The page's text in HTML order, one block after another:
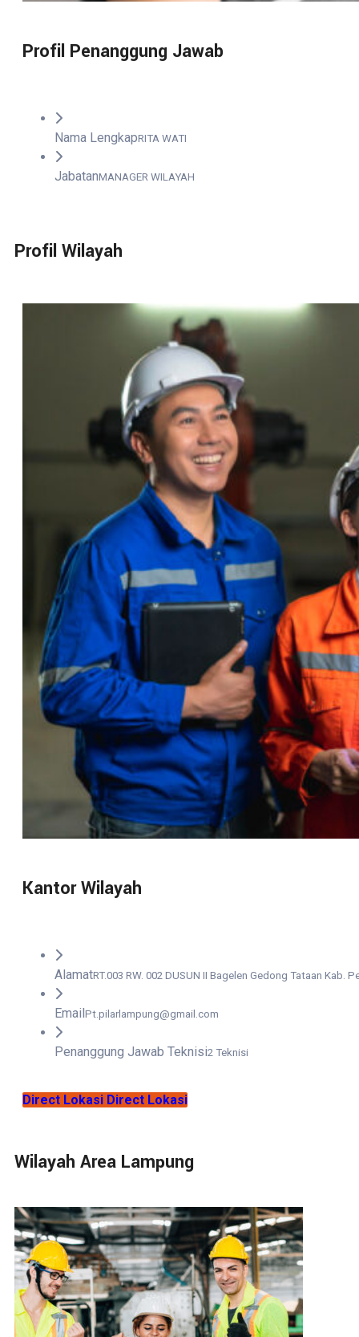
Profil Penanggung Jawab
Nama LengkapRITA WATI
JabatanMANAGER WILAYAH
Profil Wilayah
Kantor Wilayah
AlamatRT.003 RW. 002 DUSUN II Bagelen Gedong Tataan Kab.
EmailPt.pilarlampung@gmail.com
Penanggung Jawab Teknisi2 Teknisi
Direct Lokasi Direct Lokasi
Wilayah Area Lampung